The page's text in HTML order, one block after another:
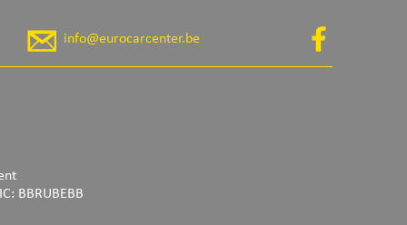
info@eurocarcenter.be
BBRUBEBB